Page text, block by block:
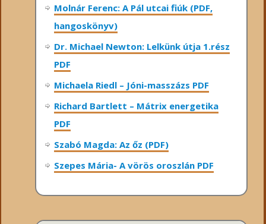
Molnár Ferenc: A Pál utcai fiúk (PDF,
hangoskönyv)
Dr. Michael Newton: Lelkünk útja 1.rész
PDF
Michaela Riedl – Jóni-masszázs PDF
Richard Bartlett – Mátrix energetika
PDF
Szabó Magda: Az őz (PDF)
Szepes Mária- A vörös oroszlán PDF